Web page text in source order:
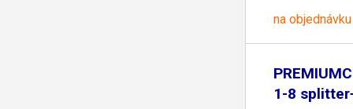
na objednávku
1-8